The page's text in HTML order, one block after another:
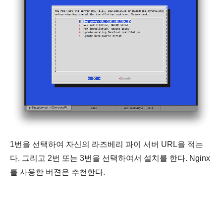
1번을 선택하여 자신의 라즈베리 파이 서버 URL을 적는
다. 그리고 2번 또는 3번을 선택하여서 설치를 한다. Nginx
를 사용한 버젼은 추천한다.